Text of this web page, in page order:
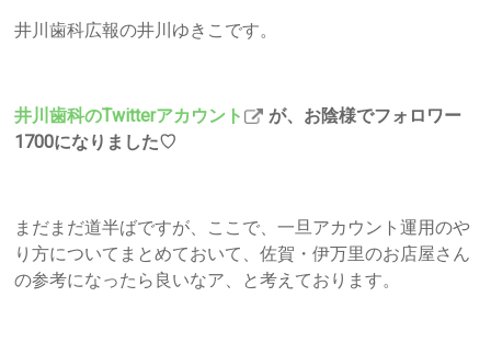
井川歯科広報の井川ゆきこです。
井川歯科のTwitterアカウント
が、お陰様でフォロワー
1700になりました♡
まだまだ道半ばですが、ここで、一旦アカウント運用のや
り方についてまとめておいて、佐賀・伊万里のお店屋さん
の参考になったら良いなア、と考えております。